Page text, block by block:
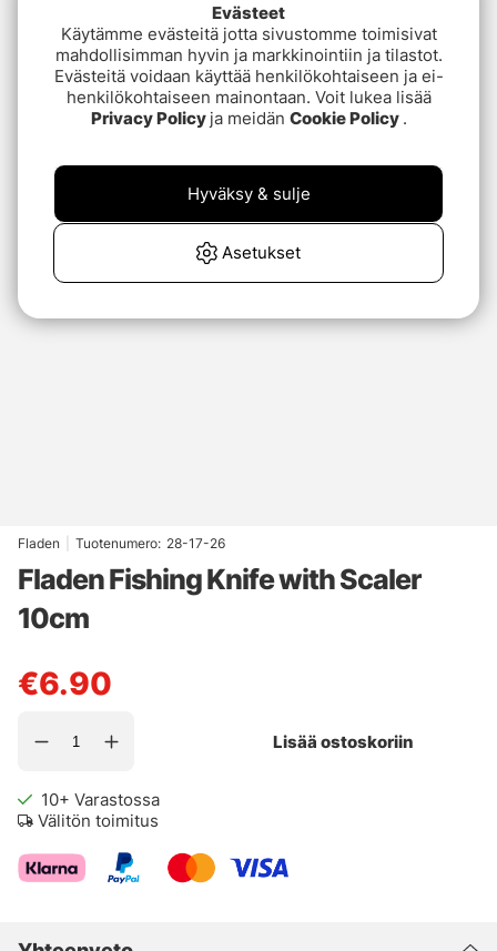
Fladen Tuotenumero: 28-17-26
Fladen Fishing Knife with Scaler
10cm
€6.90
Lisää ostoskoriin
10+ Varastossa
Välitön toimitus
Evästeet
Käytämme evästeitä jotta sivustomme toimisivat
mahdollisimman hyvin ja markkinointiin ja tilastot.
Evästeitä voidaan käyttää henkilökohtaiseen ja ei-
henkilökohtaiseen mainontaan. Voit lukea lisää
Privacy Policy ja meidän Cookie Policy .
Asetukset
Hyväksy & sulje